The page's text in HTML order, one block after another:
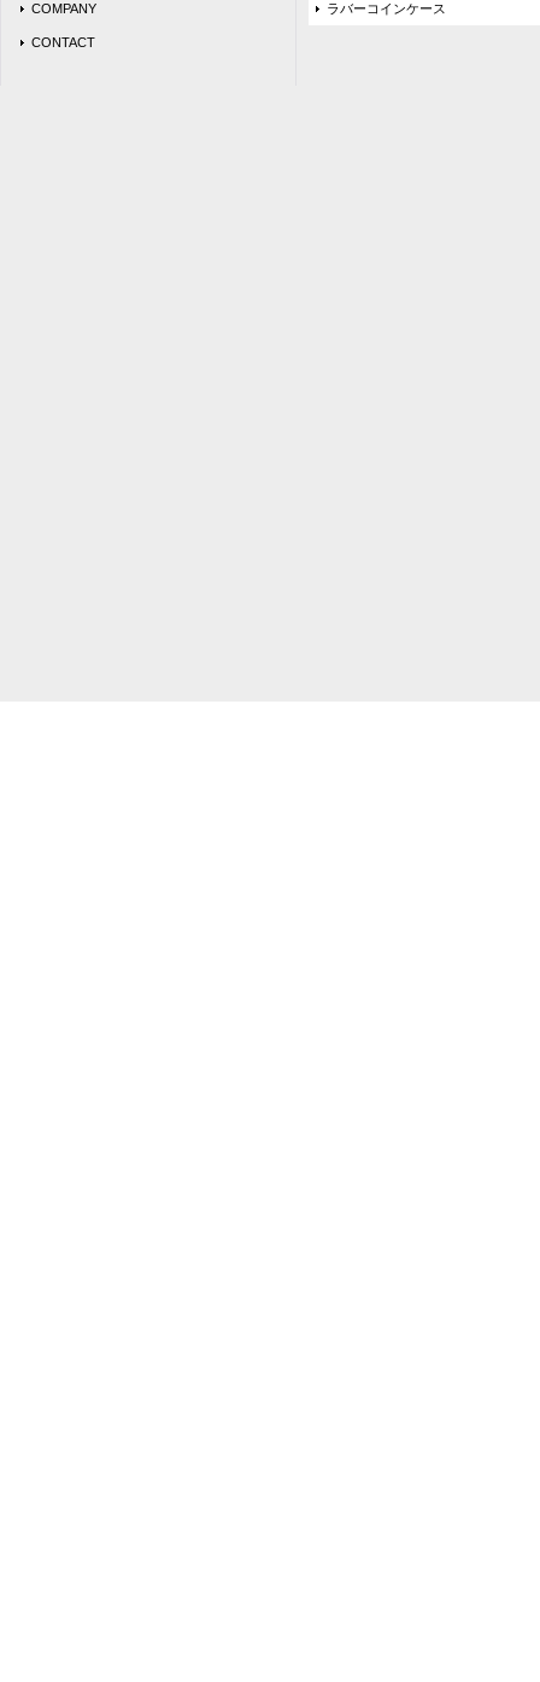
COMPANY
CONTACT
ラバーコインケース